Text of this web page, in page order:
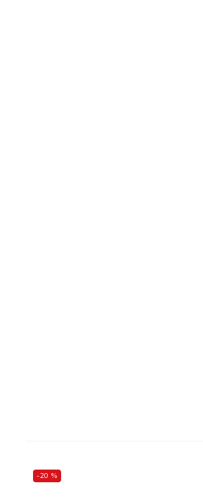
-20 %